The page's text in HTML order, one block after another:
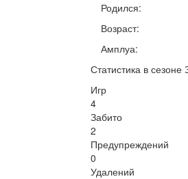
Родился:
Возраст:
Амплуа:
Статистика в
Игр
4
Забито
2
Предупреждений
0
Удалений